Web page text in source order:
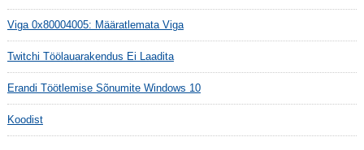
Viga 0x80004005: Määratlemata Viga
Twitchi Töölauarakendus Ei Laadita
Erandi Töötlemise Sõnumite Windows 10
Koodist